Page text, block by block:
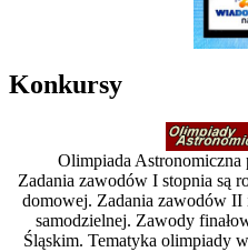
Konkursy
Olimpiada Astronomiczna
Zadania zawodów I stopnia są
domowej. Zadania zawodów II
samodzielnej. Zawody
Śląskim. Tematyka olimpiady